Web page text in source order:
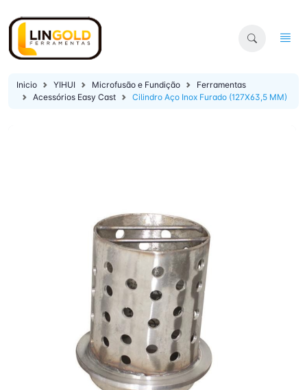
Inicio YIHUI Microfusão e Fundição
Ferramentas
Acessórios Easy Cast
Cilindro Aço Inox Furado (127X63,5 MM)